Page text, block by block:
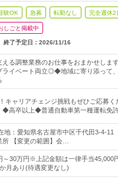
験OK 急募 転勤なし 完全週休2
しごと掲載中
終了予定日： 2026/11/16
える調整業務のお仕事をおまかせしま
イベート両立◎◆地域に寄り添って
キャリアチェンジ挑戦もぜひご応募く
◆高卒以上◆普通自動車第一種運転免
地：愛知県名古屋市中区千代田3-4-11
所 【変更の範囲】会…
～30万円※上記金額は一律手当45,000
月あり(待遇変更なし)